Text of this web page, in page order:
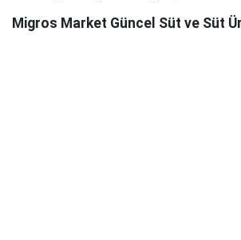
Migros Market Güncel Süt ve Süt